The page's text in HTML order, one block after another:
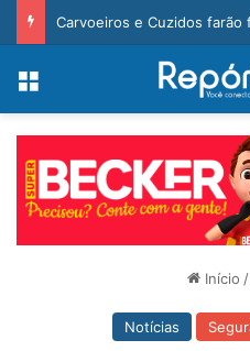
Menu
Início /
Notícias